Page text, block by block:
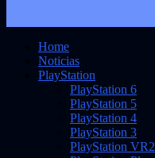
Home
Noticias
PlayStation
PlayStation 6
PlayStation 5
PlayStation 4
PlayStation 3
PlayStation VR2